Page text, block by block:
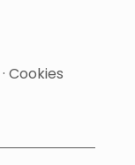
· Cookies